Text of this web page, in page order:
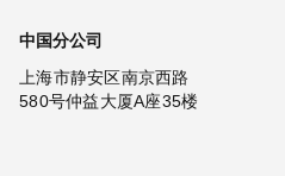
中国分公司
上海市静安区南京西路
580号仲益大厦A座35楼